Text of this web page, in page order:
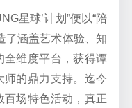
星球’计划 ”便以“陪
了涵盖艺术体验、知
全维度平台，获得谭
师的鼎力支持。迄今
百场特色活动，真正